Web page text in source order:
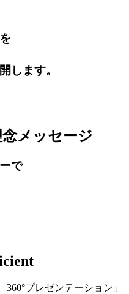
します。
メッセージ
で
プレゼンテーション」